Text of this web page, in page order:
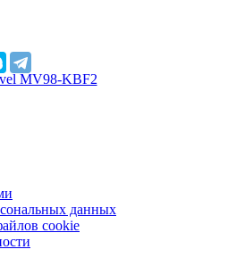
данных
cookie